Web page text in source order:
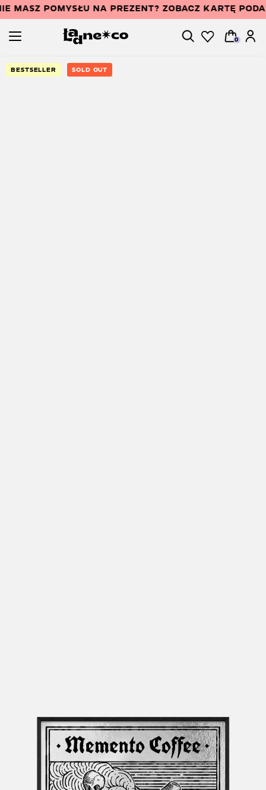
MASZ POMYSŁU NA PREZENT? ZOBACZ KARTĘ
0
BESTSELLER SOLD OUT